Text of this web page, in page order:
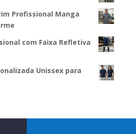
Profissional Manga
com Faixa Refletiva
Unissex para